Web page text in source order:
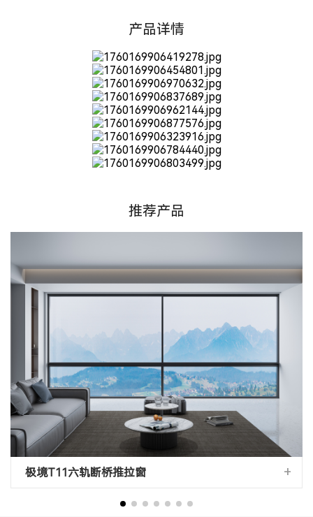
产品详情
推荐产品
极境T11六轨断桥推拉窗 +